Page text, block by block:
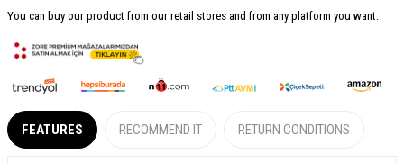
You can buy our product from our retail stores and from any platform you want.
FEATURES RECOMMEND IT RETURN CONDITIONS